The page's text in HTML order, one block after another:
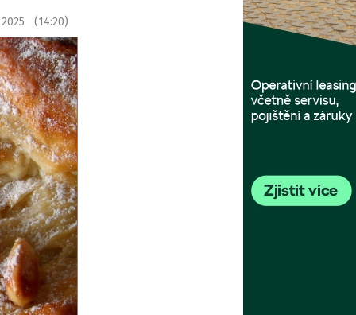
(14:20)